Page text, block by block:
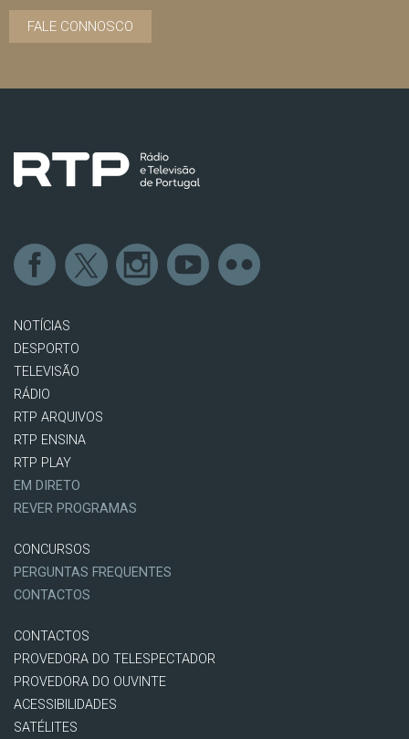
FALE CONNOSCO
NOTÍCIAS
DESPORTO
TELEVISÃO
RÁDIO
RTP ARQUIVOS
RTP ENSINA
RTP PLAY
EM DIRETO
REVER PROGRAMAS
CONCURSOS
PERGUNTAS FREQUENTES
CONTACTOS
CONTACTOS
PROVEDORA DO TELESPECTADOR
PROVEDORA DO OUVINTE
ACESSIBILIDADES
SATÉLITES